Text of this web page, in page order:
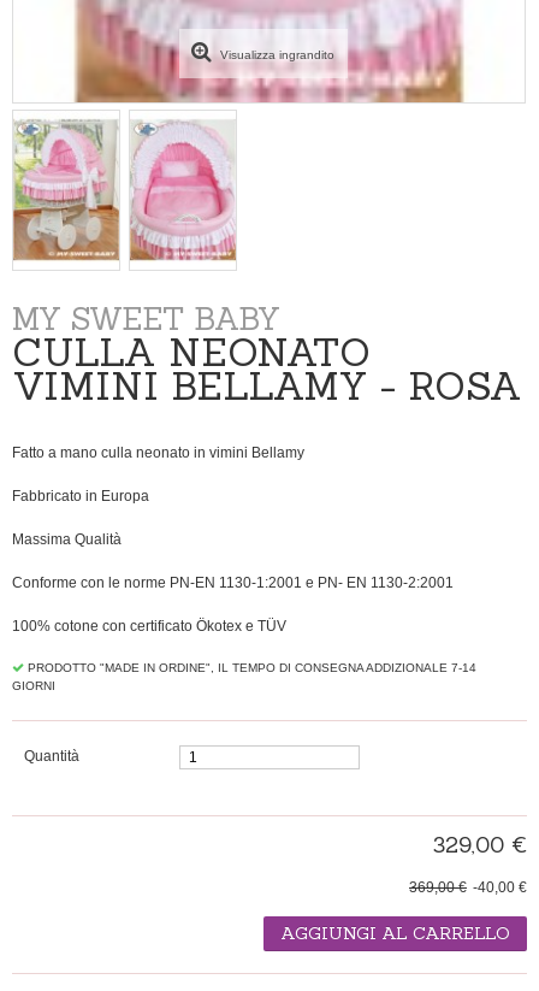
Visualizza ingrandito
MY SWEET BABY
CULLA NEONATO
VIMINI BELLAMY - ROSA
Fatto a mano culla neonato in vimini Bellamy
Fabbricato in Europa
Massima Qualità
Conforme con le norme PN-EN 1130-1:2001 e PN- EN 1130-2:2001
100% cotone con certificato Ökotex e TÜV
PRODOTTO "MADE IN ORDINE", IL TEMPO DI CONSEGNA ADDIZIONALE 7-14
GIORNI
Quantità
329,00 €
-40,00 €
369,00 €
AGGIUNGI AL CARRELLO